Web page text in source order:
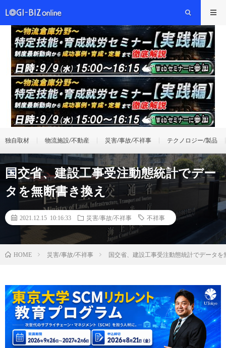
独自取材 物流施設/不動産 災害/事故/不祥事 テクノロジー/製品
国交省、建設工事受注動態統計でデー
タを無断書き換え
2021.12.15 10:16:33 災害/事故/不祥事 不祥事
HOME 災害/事故/不祥事 国交省、建設工事受注動態統計でデータを